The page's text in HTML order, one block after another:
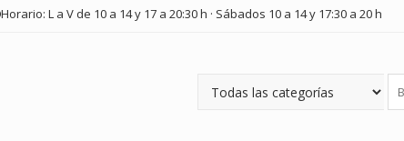
Horario: L a V de 10 a 14 y 17 a 20:30 h · Sábados 10 a 14 y 17:30 a 20 h